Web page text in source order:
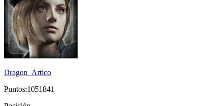
Dragon_Artico
Puntos:1051841